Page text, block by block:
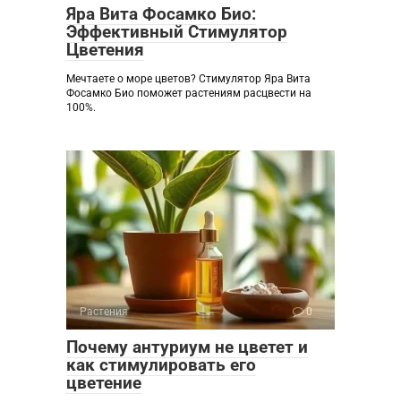
Яра Вита Фосамко Био:
Эффективный Стимулятор
Цветения
Мечтаете о море цветов? Стимулятор Яра Вита
Фосамко Био поможет растениям расцвести на
100%.
Растения 0
Почему антуриум не цветет и
как стимулировать его
цветение